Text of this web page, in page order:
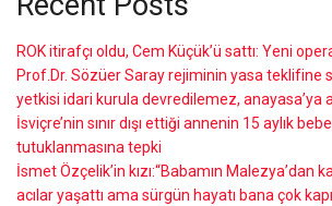
ROK itirafçı oldu, Cem Küçük’ü sattı: Yeni
Prof.Dr. Sözüer Saray rejiminin yasa teklifine
yetkisi idari kurula devredilemez, anayasa’ya
İsviçre’nin sınır dışı ettiği annenin 15 aylık
tutuklanmasına tepki
İsmet Özçelik’in kızı:“Babamın Malezya’dan
acılar yaşattı ama sürgün hayatı bana çok kapı